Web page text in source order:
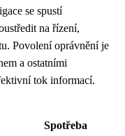
se spustí
na řízení,
Povolení oprávnění je
a ostatními
tok informací.
Spotřeba